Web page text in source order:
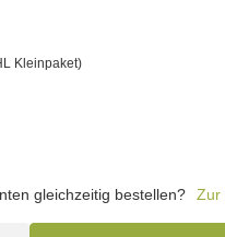
Kleinpaket)
gleichzeitig bestellen?
Zur